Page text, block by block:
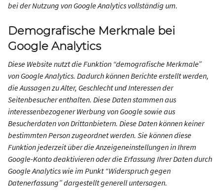
bei der Nutzung von Google Analytics vollständig um.
Demografische Merkmale bei
Google Analytics
Diese Website nutzt die Funktion “demografische Merkmale”
von Google Analytics. Dadurch können Berichte erstellt werden,
die Aussagen zu Alter, Geschlecht und Interessen der
Seitenbesucher enthalten. Diese Daten stammen aus
interessenbezogener Werbung von Google sowie aus
Besucherdaten von Drittanbietern. Diese Daten können keiner
bestimmten Person zugeordnet werden. Sie können diese
Funktion jederzeit über die Anzeigeneinstellungen in Ihrem
Google-Konto deaktivieren oder die Erfassung Ihrer Daten durch
Google Analytics wie im Punkt “Widerspruch gegen
Datenerfassung” dargestellt generell untersagen.